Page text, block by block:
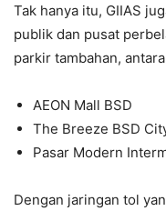
Tak hanya itu, GIIAS
publik dan pusat
parkir tambahan,
AEON Mall BSD
The Breeze BSD
Pasar Modern
Dengan jaringan tol